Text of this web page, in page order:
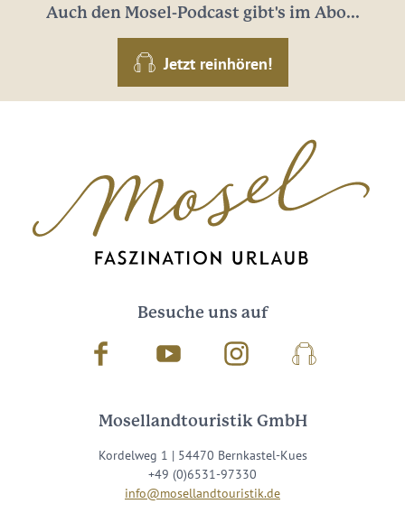
Auch den Mosel-Podcast gibt's im Abo...
Jetzt reinhören!
Besuche uns auf
Facebook Youtube InstagramPodcast
Mosellandtouristik GmbH
Kordelweg 1 | 54470 Bernkastel-Kues
+49 (0)6531-97330
info@mosellandtouristik.de